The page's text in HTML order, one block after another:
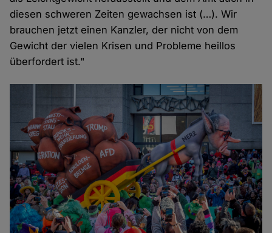
diesen schweren Zeiten gewachsen ist (…). Wir
brauchen jetzt einen Kanzler, der nicht von dem
Gewicht der vielen Krisen und Probleme heillos
überfordert ist."